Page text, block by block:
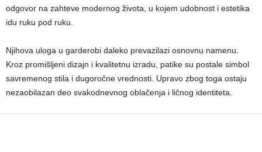
odgovor na zahteve modernog života, u kojem udobnost i estetika
idu ruku pod ruku.
Njihova uloga u garderobi daleko prevazilazi osnovnu namenu.
Kroz promišljeni dizajn i kvalitetnu izradu, patike su postale simbol
savremenog stila i dugoročne vrednosti. Upravo zbog toga ostaju
nezaobilazan deo svakodnevnog oblačenja i ličnog identiteta.